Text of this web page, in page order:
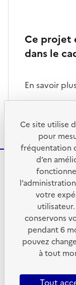
Ce projet
dans le
En savoir
Ce site
objectif
En savoir
ademe.fr
Ce site utilise
pour
fréquentation
d’en
votre
conservons
pendant 6
pouvez
à tout
Tout